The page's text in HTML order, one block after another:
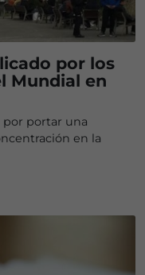
por los
Mundial en
portar una
en la